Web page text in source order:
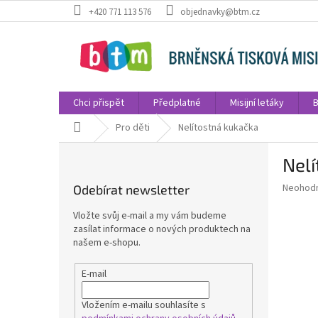
na
+420 771 113 576 objednavky@btm.cz
Chci přispět Předplatné Misijní letáky
Domů Pro děti Nelítostná kukačka
Odebírat newsletter
Vložte svůj e-mail a my vám budeme
zasílat informace o nových produktech na
našem e-shopu.
E-mail
Vložením e-mailu souhlasíte s